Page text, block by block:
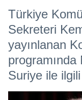
Türkiye
Sekreteri
yayınlanan
programında
Suriye ile ilgili